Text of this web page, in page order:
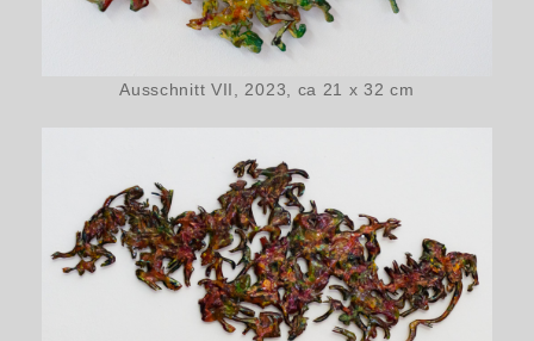
Ausschnitt VII, 2023, ca 21 x 32 cm